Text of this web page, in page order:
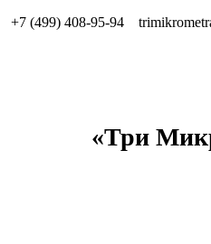
+7 (499) 408-95-94
«Три